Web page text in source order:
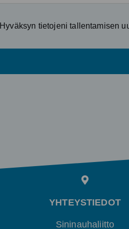
Hyväksyn tietojeni tallentamisen
YHTEYSTIEDOT
Sininauhaliitto